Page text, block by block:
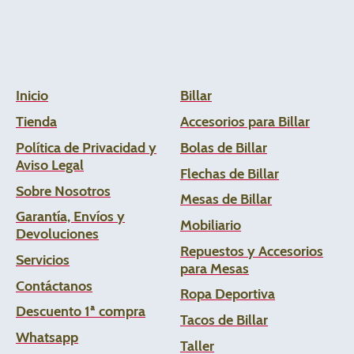
Inicio
Tienda
Política de Privacidad y
Aviso Legal
Sobre Nosotros
Garantía, Envíos y
Devoluciones
Servicios
Contáctanos
Descuento 1ª compra
Whatsapp
Billar
Accesorios para Billar
Bolas de Billar
Flechas de Billar
Mesas de Billar
Mobiliario
Repuestos y Accesorios
para Mesas
Ropa Deportiva
Tacos de Billar
Taller